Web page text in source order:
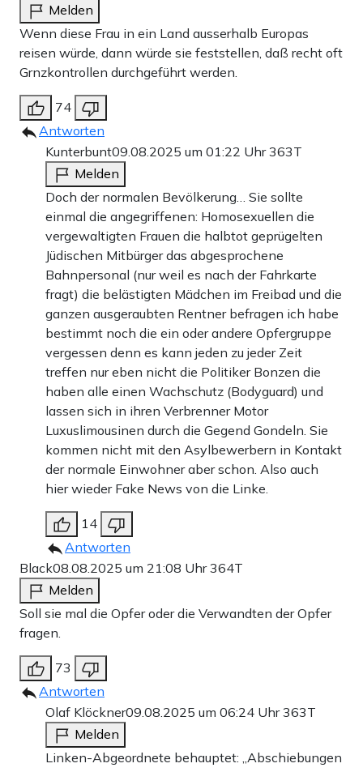
Melden
Wenn diese Frau in ein Land ausserhalb Europas
reisen würde, dann würde sie feststellen, daß recht oft
Grnzkontrollen durchgeführt werden.
74
Antworten
Kunterbunt09.08.2025 um 01:22 Uhr363T
Melden
Doch der normalen Bevölkerung… Sie sollte
einmal die angegriffenen: Homosexuellen die
vergewaltigten Frauen die halbtot geprügelten
Jüdischen Mitbürger das abgesprochene
Bahnpersonal (nur weil es nach der Fahrkarte
fragt) die belästigten Mädchen im Freibad und die
ganzen ausgeraubten Rentner befragen ich habe
bestimmt noch die ein oder andere Opfergruppe
vergessen denn es kann jeden zu jeder Zeit
treffen nur eben nicht die Politiker Bonzen die
haben alle einen Wachschutz (Bodyguard) und
lassen sich in ihren Verbrenner Motor
Luxuslimousinen durch die Gegend Gondeln. Sie
kommen nicht mit den Asylbewerbern in Kontakt
der normale Einwohner aber schon. Also auch
hier wieder Fake News von die Linke.
14
Antworten
Black08.08.2025 um 21:08 Uhr364T
Melden
Soll sie mal die Opfer oder die Verwandten der Opfer
fragen.
73
Antworten
Olaf Klöckner09.08.2025 um 06:24 Uhr363T
Melden
Linken-Abgeordnete behauptet: „Abschiebungen